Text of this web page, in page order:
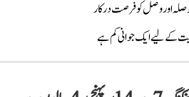
اور وصل کو فرصت درکار
کے لیے ایک جوانی کم ہے